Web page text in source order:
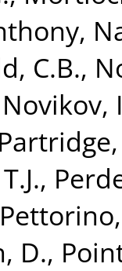
,
C.B.,
Novikov,
,
D.,